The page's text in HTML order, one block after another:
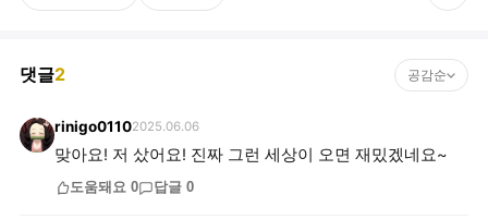
댓글2 공감순
rinigo01102025.06.06
맞아요! 저 샀어요! 진짜 그런 세상이 오면 재밌겠네요~
도움돼요 0 답글 0